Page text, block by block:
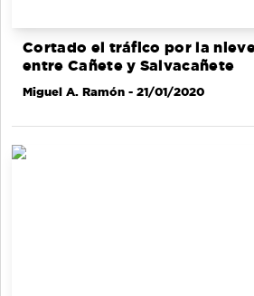
Cortado el tráfico por la
entre Cañete y Salvacañete
Miguel A. Ramón - 21/01/2020